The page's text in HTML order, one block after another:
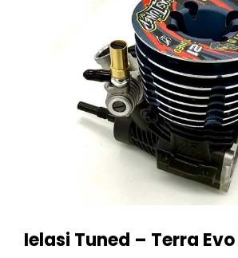
Ielasi Tuned – Terra